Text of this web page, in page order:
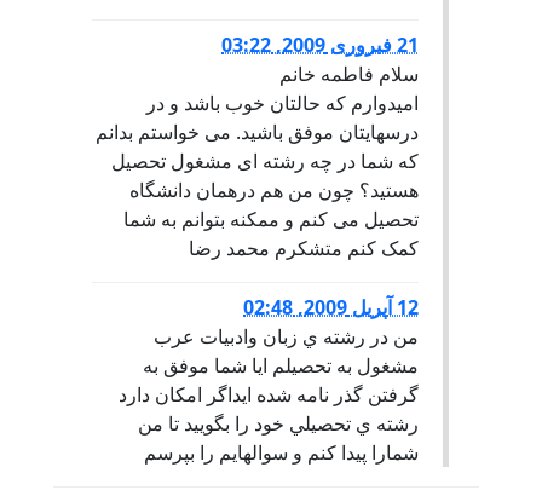
21 فبروری 2009, 03:22
سلام فاطمه خانم
امیدوارم که حالتان خوب باشد و در
درسهایتان موفق باشید. می خواستم بدانم
که شما در چه رشته ای مشغول تحصیل
هستید؟ چون من هم درهمان دانشگاه
تحصیل می کنم و ممکنه بتوانم به شما
کمک کنم متشکرم محمد رضا
12 آپریل 2009, 02:48
من در رشته ي زبان وادبيات عرب
مشغول به تحصيلم ايا شما موفق به
گرفتن گذر نامه شده ايداگر امكان دارد
رشته ي تحصيلي خود را بگوييد تا من
شمارا پيدا كنم و سوالهايم را بپرسم